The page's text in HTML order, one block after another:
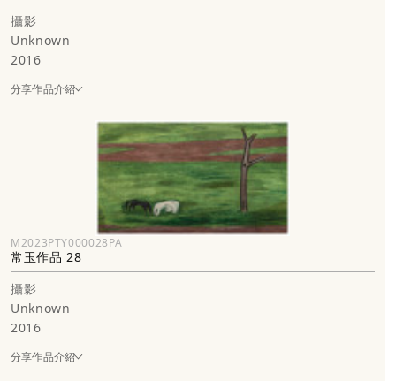
攝影
Unknown
2016
分享作品介紹
M2023PTY000028PA
常玉作品 28
攝影
Unknown
2016
分享作品介紹